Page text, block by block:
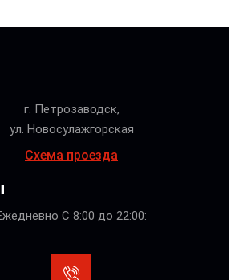
г. Петрозаводск,
ул. Новосулажгорская
Схема проезда
С 8:00 до 22:00: